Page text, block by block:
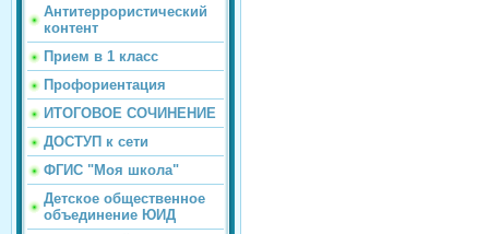
Антитеррористический
контент
Прием в 1 класс
Профориентация
ИТОГОВОЕ СОЧИНЕНИЕ
ДОСТУП к сети
ФГИС "Моя школа"
Детское общественное
объединение ЮИД